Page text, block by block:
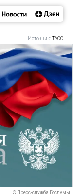
Источник:ТАСС
© Пресс-служба Госдумы